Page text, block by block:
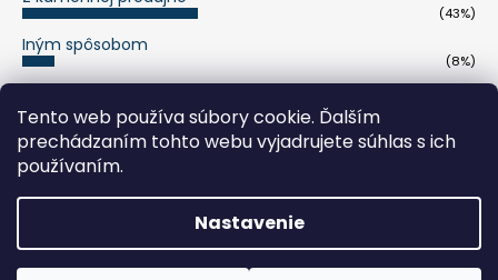
Tento web používa súbory cookie. Ďalším
prechádzaním tohto webu vyjadrujete súhlas s ich
používaním.
Nastavenie
(43%)
Iným spôsobom
(8%)
Počet hlasov:263
Copyright 2026polovnickepotreby.sk. Všetky práva